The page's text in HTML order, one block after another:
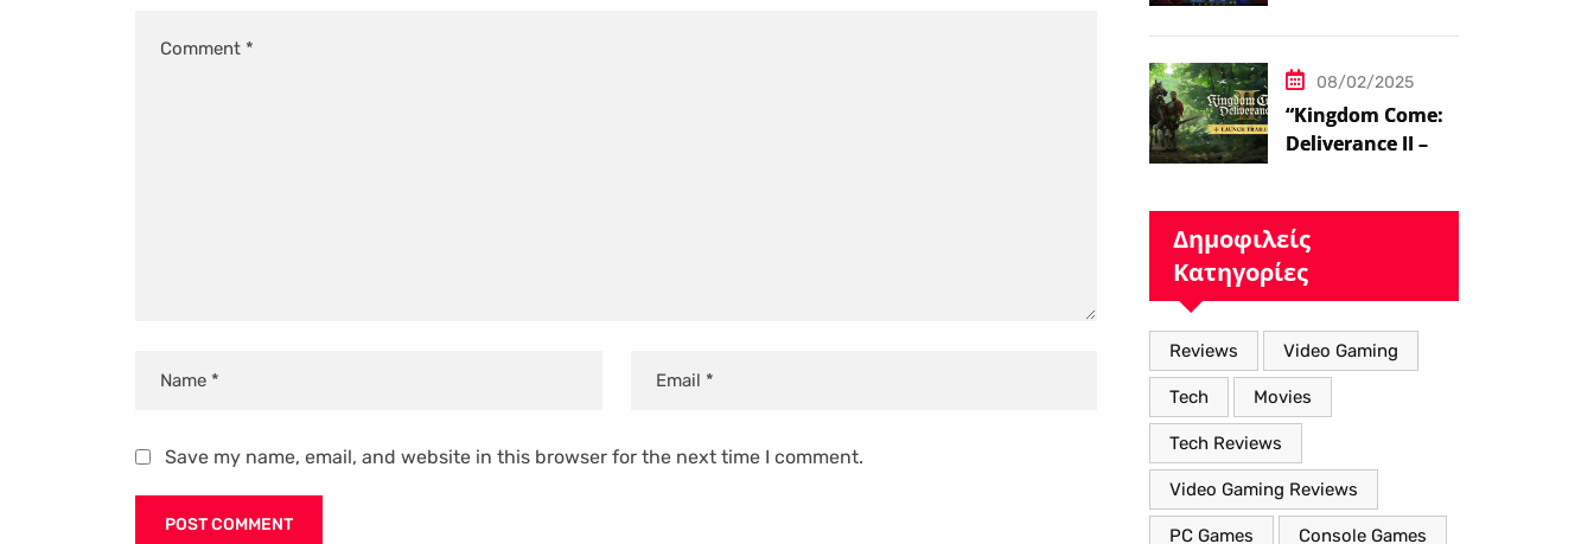
Save my name, email, and website in this browser for the next time I comment.
08/02/2025
“Kingdom Come:
Deliverance II – Η
Κόσμο με Νέα
Βελτιωμένα
Χαρακτηριστικά”
Δημοφιλείς
Κατηγορίες
Reviews Video Gaming
Tech Movies
Tech Reviews
Video Gaming Reviews
PC Games Console Games